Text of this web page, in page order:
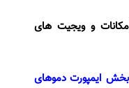
و ویجیت های
ایمپورت دموهای